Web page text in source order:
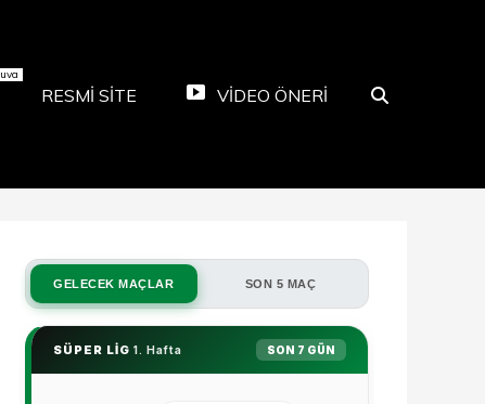
RESMİ SİTE VİDEO ÖNERİ